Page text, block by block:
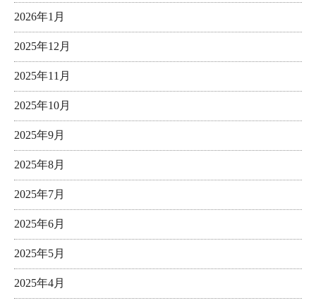
2026年1月
2025年12月
2025年11月
2025年10月
2025年9月
2025年8月
2025年7月
2025年6月
2025年5月
2025年4月